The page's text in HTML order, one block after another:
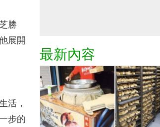
勝
展開
活，
步的
最新內容